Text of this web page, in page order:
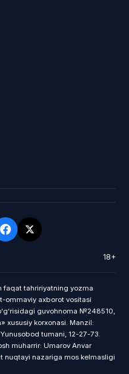
18+
faqat tahririyatning yozma
ommaviy axborot vositasi
guvohnoma №248510,
xususiy korxonasi. Manzil:
tumani, 12-27-73.
muharrir: Umarov Anvar
nuqtayi nazariga mos kelmasligi